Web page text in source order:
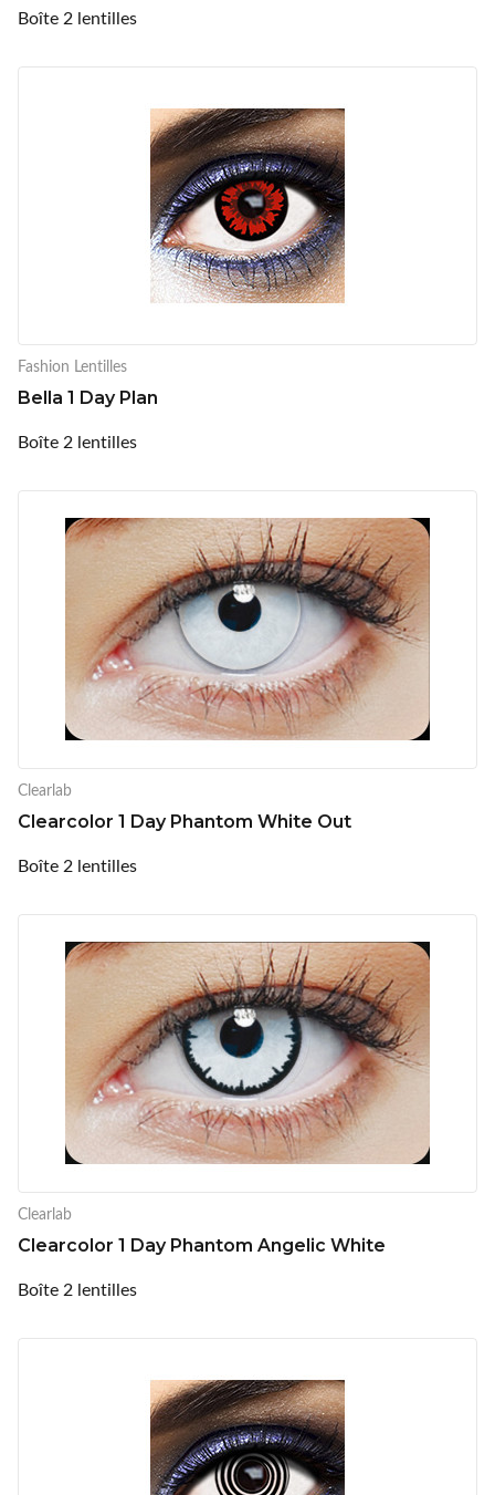
Boîte 2 lentilles
Fashion Lentilles
Bella 1 Day Plan
Boîte 2 lentilles
Clearlab
Clearcolor 1 Day Phantom White Out
Boîte 2 lentilles
Clearlab
Clearcolor 1 Day Phantom Angelic White
Boîte 2 lentilles